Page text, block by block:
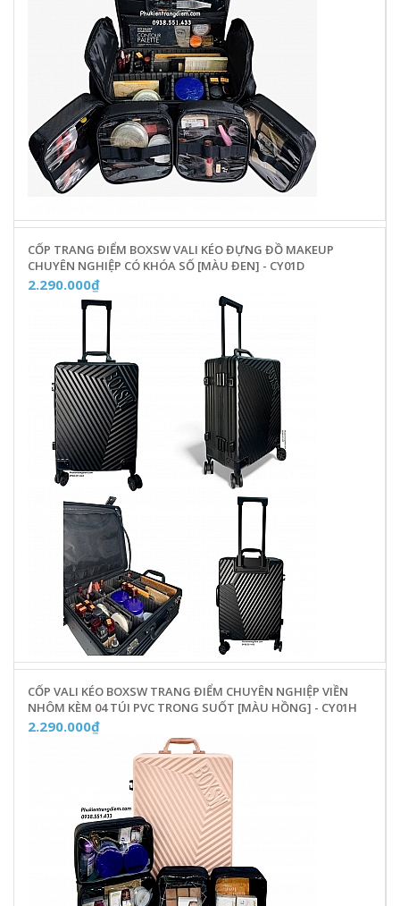
CỐP TRANG ĐIỂM BOXSW VALI KÉO ĐỰNG ĐỒ MAKEUP
CHUYÊN NGHIỆP CÓ KHÓA SỐ [MÀU ĐEN] - CY01D
2.290.000₫
CỐP VALI KÉO BOXSW TRANG ĐIỂM CHUYÊN NGHIỆP VIỀN
NHÔM KÈM 04 TÚI PVC TRONG SUỐT [MÀU HỒNG] - CY01H
2.290.000₫